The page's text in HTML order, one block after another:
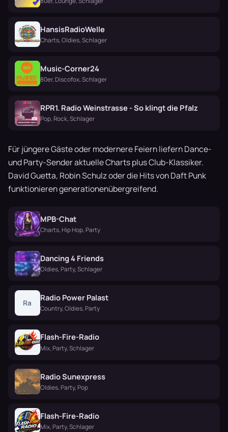
HansisRadioWelle
Charts, Oldies, Schlager
Music-Corner24
80er, Discofox, Schlager
RPR1. Radio Weinstrasse - So klingt die Pfalz
Pop, Rock, Schlager
Für jüngere Gäste oder modernere Feiern liefern Dance-
und Party-Sender aktuelle Charts plus Club-Klassiker.
David Guetta, Robin Schulz oder die Hits von Daft Punk
funktionieren generationenübergreifend.
MPB-Chat
Charts, Hip Hop, Party
Dancing 4 Friends
Oldies, Party, Schlager
Ra
Radio Power Palast
Country, Oldies, Party
Flash-Fire-Radio
Mix, Party, Schlager
Radio Sunexpress
Oldies, Party, Pop
Flash-Fire-Radio
Mix, Party, Schlager